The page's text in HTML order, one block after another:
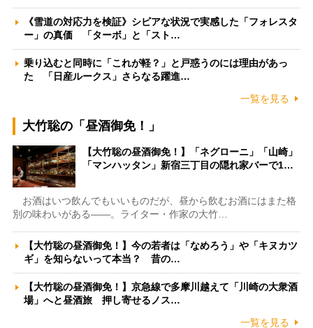
《雪道の対応力を検証》シビアな状況で実感した「フォレスタ
ー」の真価 「ターボ」と「スト…
乗り込むと同時に「これが軽？」と戸惑うのには理由があっ
た 「日産ルークス」さらなる躍進…
一覧を見る
大竹聡の「昼酒御免！」
【大竹聡の昼酒御免！】「ネグローニ」「山崎」
「マンハッタン」新宿三丁目の隠れ家バーで1…
お酒はいつ飲んでもいいものだが、昼から飲むお酒にはまた格
別の味わいがある――。ライター・作家の大竹…
【大竹聡の昼酒御免！】今の若者は「なめろう」や「キヌカツ
ギ」を知らないって本当？ 昔の…
【大竹聡の昼酒御免！】京急線で多摩川越えて「川崎の大衆酒
場」へと昼酒旅 押し寄せるノス…
一覧を見る